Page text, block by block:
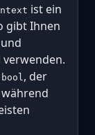
ist ein
gibt Ihnen
verwenden.
bool , der